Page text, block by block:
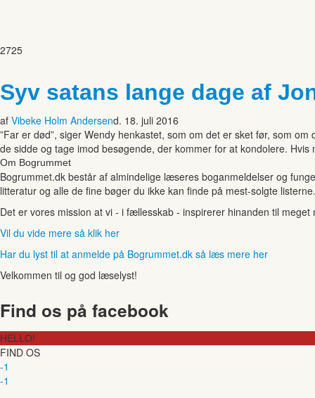
2725
Syv satans lange dage af
af Vibeke Holm Andersend. 18. juli 2016
”Far er død”, siger Wendy henkastet, som om det er sket før, som
de sidde og tage imod besøgende, der kommer for at kondolere.
Om Bogrummet
Bogrummet.dk består af almindelige læseres boganmeldelser og
litteratur og alle de fine bøger du ikke kan finde på mest-solgte listerne.
Det er vores mission at vi - i fællesskab - inspirerer hinanden til
Vil du vide mere så klik her
Har du lyst til at anmelde på Bogrummet.dk så læs mere her
Velkommen til og god læselyst!
Find os på facebook
HELLO!
FIND OS
-1
-1